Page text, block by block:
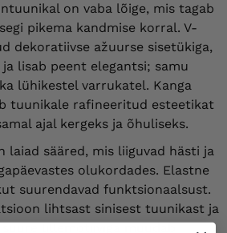
on vaba lõige, mis tagab
pikema kandmise korral. V-
dekoratiivse ažuurse sisetükiga,
lisab peent elegantsi; samu
lühikestel varrukatel. Kanga
tuunikale rafineeritud esteetikat
ajal kergeks ja õhuliseks.
laiad sääred, mis liiguvad hästi ja
olukordades. Elastne
suurendavad funktsionaalsust.
lihtsast sinisest tuunikast ja
lillemotiiviga muudab